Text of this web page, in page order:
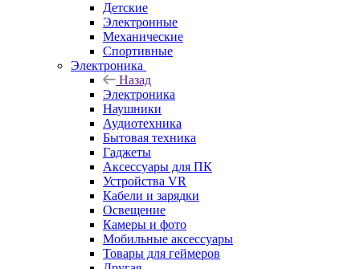
Детские
Электронные
Механические
Спортивные
Электроника
Назад
Электроника
Наушники
Аудиотехника
Бытовая техника
Гаджеты
Аксессуары для ПК
Устройства VR
Кабели и зарядки
Освещение
Камеры и фото
Мобильные аксессуары
Товары для геймеров